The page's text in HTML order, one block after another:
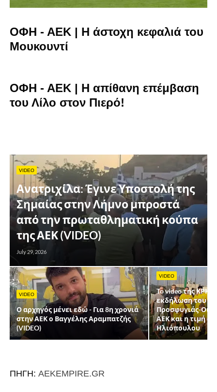
ΟΦΗ - ΑΕΚ | Η άστοχη κεφαλιά του
Μουκουντί
ΟΦΗ - ΑΕΚ | Η απίθανη επέμβαση
του Λίλο στον Πιερό!
VIDEO
Ανατριχίλα: Έγινε Υποστολή της
Σημαίας στην Λήμνο μπροστά
από την πρωταθληματική κούπα
της ΑΕΚ (VIDEO)
July 29, 2026
VIDEO
Ο αρχηγός μένει εδώ - Για 8η χρονιά
στην ΑΕΚ ο Βαγγέλης Αραμπατζής
(VIDEO)
VIDEO
To video της
εκδήλωση του
Προσφυγιάς-Οι
ΑΕΚ και η τιμή
Ηλιόπουλου
ΠΗΓΗ: AEKEMPIRE.GR